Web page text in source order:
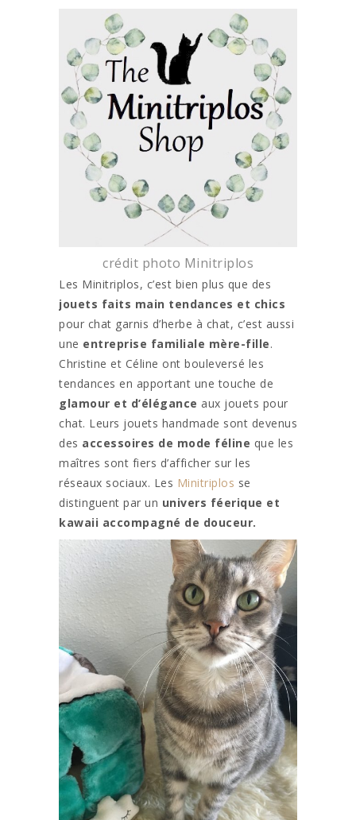
crédit photo Minitriplos
Les Minitriplos, c’est bien plus que des
jouets faits main tendances et chics
pour chat garnis d’herbe à chat, c’est aussi
une entreprise familiale mère-fille.
Christine et Céline ont bouleversé les
tendances en apportant une touche de
glamour et d’élégance aux jouets pour
chat. Leurs jouets handmade sont devenus
des accessoires de mode féline que les
maîtres sont fiers d’afficher sur les
réseaux sociaux. Les Minitriplos se
distinguent par un univers féerique et
kawaii accompagné de douceur.